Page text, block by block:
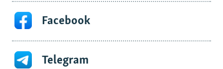
Facebook
Telegram